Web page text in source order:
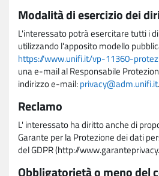
Modalità di esercizio dei
L'interessato potrà esercitare tutti i
utilizzando l'apposito modello
https://www.unifi.it/vp-11360-
una e-mail al Responsabile
indirizzo e-mail:privacy@adm.unifi.it.
Reclamo
L' interessato ha diritto anche di
Garante per la Protezione dei dati
del GDPR (http://
Obbligatorietà o meno del